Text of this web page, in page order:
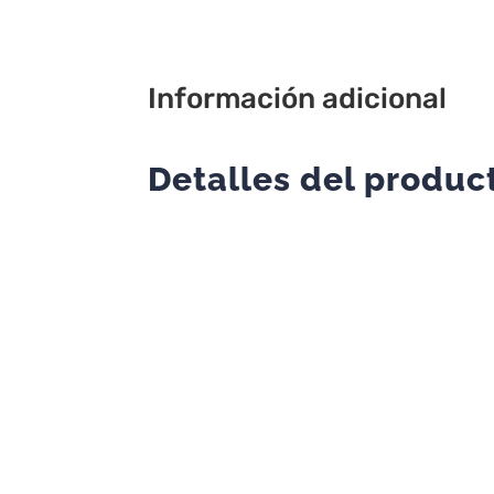
Información adicional
Detalles del